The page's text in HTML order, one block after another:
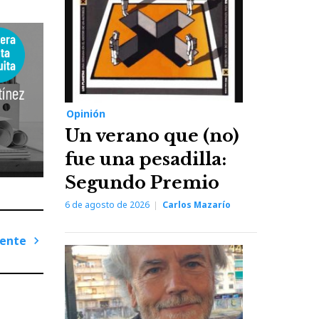
Opinión
Un verano que (no)
fue una pesadilla:
Segundo Premio
6 de agosto de 2026 Carlos Mazarío